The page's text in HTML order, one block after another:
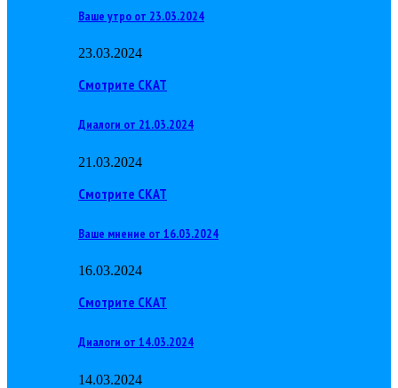
Ваше утро от 23.03.2024
23.03.2024
Смотрите СКАТ
Диалоги от 21.03.2024
21.03.2024
Смотрите СКАТ
Ваше мнение от 16.03.2024
16.03.2024
Смотрите СКАТ
Диалоги от 14.03.2024
14.03.2024